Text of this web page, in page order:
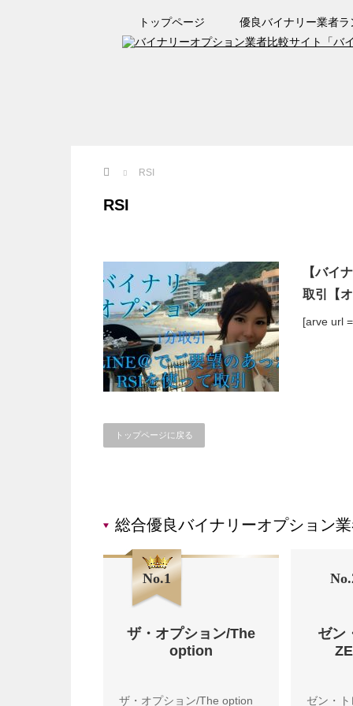
トップページ 優良バイナリー業者ラ
Home RSI
RSI
【バイ
取引【オ
[arve url
トップページに戻る
総合優良バイナリーオプション
No.1
ザ・オプション/The
option
ザ・オプション/The option
ゼン
ゼン・